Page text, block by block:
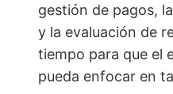
gestión de pagos,
y la evaluación de
tiempo para que el
pueda enfocar en